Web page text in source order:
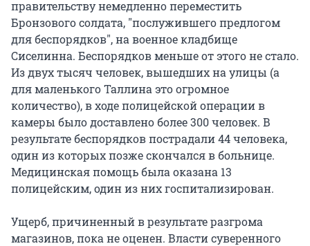
правительству немедленно переместить
Бронзового солдата, "послужившего предлогом
для беспорядков", на военное кладбище
Сиселинна. Беспорядков меньше от этого не стало.
Из двух тысяч человек, вышедших на улицы (а
для маленького Таллина это огромное
количество), в ходе полицейской операции в
камеры было доставлено более 300 человек. В
результате беспорядков пострадали 44 человека,
один из которых позже скончался в больнице.
Медицинская помощь была оказана 13
полицейским, один из них госпитализирован.
Ущерб, причиненный в результате разгрома
магазинов, пока не оценен. Власти суверенного